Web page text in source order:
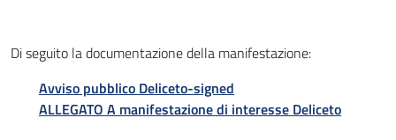
Di seguito la documentazione della manifestazione:
Avviso pubblico Deliceto-signed
ALLEGATO A manifestazione di interesse Deliceto